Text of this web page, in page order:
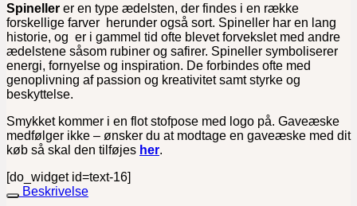
Spineller er en type ædelsten, der findes i en række
forskellige farver herunder også sort. Spineller har en lang
historie, og er i gammel tid ofte blevet forvekslet med andre
ædelstene såsom rubiner og safirer. Spineller symboliserer
energi, fornyelse og inspiration. De forbindes ofte med
genoplivning af passion og kreativitet samt styrke og
beskyttelse.
Smykket kommer i en flot stofpose med logo på. Gaveæske
medfølger ikke – ønsker du at modtage en gaveæske med dit
køb så skal den tilføjes her.
[do_widget id=text-16]
Beskrivelse